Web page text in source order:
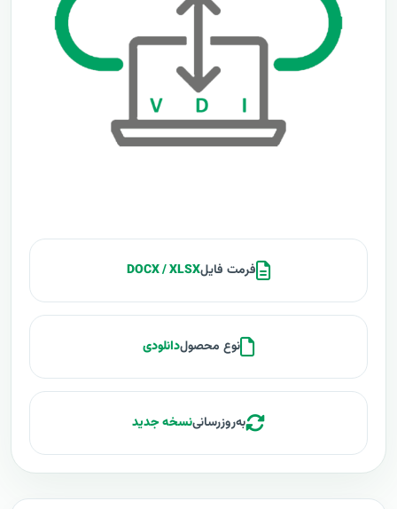
فرمت فایلDOCX / XLSX
نوع محصولدانلودی
به‌روزرسانینسخه جدید